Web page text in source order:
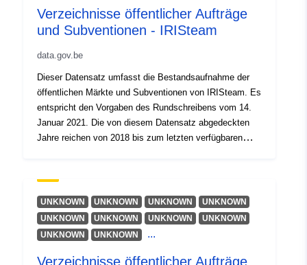
Identifikaturi:
74cf0e97-e3a3-4831-8932-
e3a3-4831-8932-6c4a90429fb6
Drittijiet ta'
public
Verzeichnisse öffentlicher Aufträge
und Subventionen - IRISteam
data.gov.be
Dieser Datensatz umfasst die Bestandsaufnahme der
öffentlichen Märkte und Subventionen von IRISteam. Es
entspricht den Vorgaben des Rundschreibens vom 14.
Januar 2021. Die von diesem Datensatz abgedeckten
Jahre reichen von 2018 bis zum letzten verfügbaren
UNKNOWN UNKNOWN UNKNOWN
UNKNOWN
UNKNOWN
UNKNOWN UNKNOWN
UNKNOWN
UNKNOWN
UNKNOWN ...
Verzeichnisse öffentlicher Aufträge